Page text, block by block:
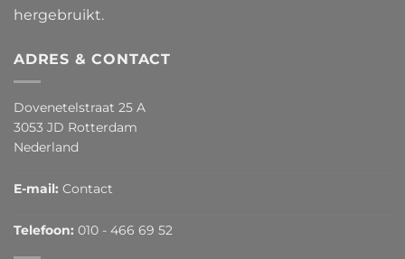
hergebruikt.
ADRES & CONTACT
Dovenetelstraat 25 A
3053 JD Rotterdam
Nederland
E-mail: Contact
Telefoon: 010 - 466 69 52